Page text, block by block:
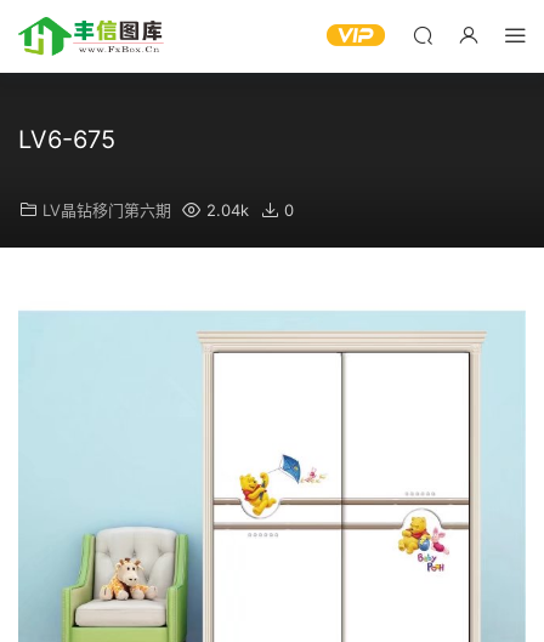
LV6-675
LV晶钻移门第六期 2.04k 0